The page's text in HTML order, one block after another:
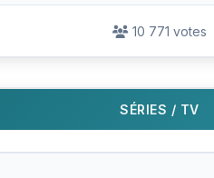
10 771 votes
SÉRIES / TV